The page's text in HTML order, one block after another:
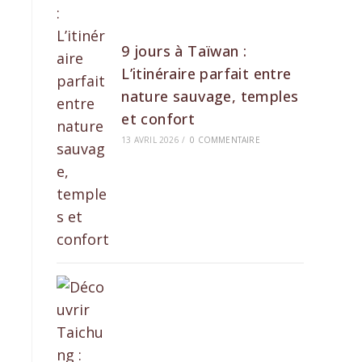
9 jours à Taïwan :
L’itinéraire parfait entre
nature sauvage, temples
et confort
13 AVRIL 2026 / 0 COMMENTAIRE